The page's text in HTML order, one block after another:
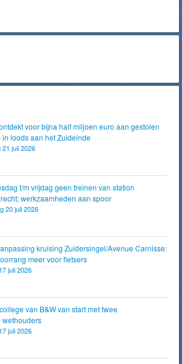
voor bijna half miljoen euro aan gestolen
in loods aan het Zuideinde
21 juli 2026
t/m vrijdag geen treinen van station
werkzaamheden aan spoor
20 juli 2026
kruising Zuidersingel/Avenue Carnisse:
meer voor fietsers
juli 2026
van B&W van start met twee
wethouders
juli 2026